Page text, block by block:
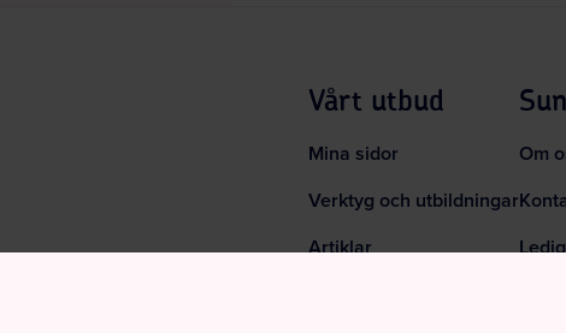
Vårt utbud
Mina sidor
Verktyg och utbildningar
Artiklar
Om